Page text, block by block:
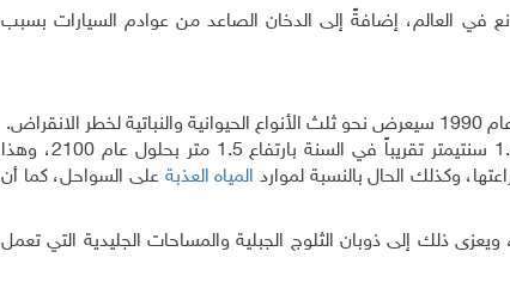
في العالم، إضافةً إلى الدخان الصاعد من عوادم السيارات بسبب
سيتسبب الارتفاع غير المرئي في مستوى سطح البحر بمقدار 1.5 سنتيمتر تقريباً في السنة بارتفاع 1.5 متر بحلول عام 2100، وهذا
وكذلك الحال بالنسبة لموارد المياه العذبة على السواحل، كما أن
ذلك إلى ذوبان الثلوج الجبلية والمساحات الجليدية التي تعمل